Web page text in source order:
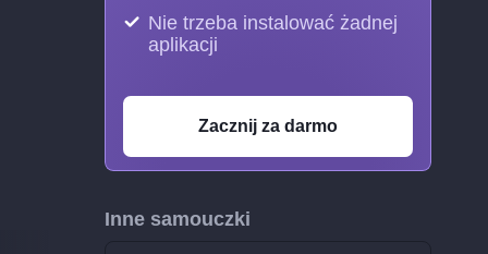
Nie trzeba instalować żadnej
aplikacji
Zacznij za darmo
Inne samouczki